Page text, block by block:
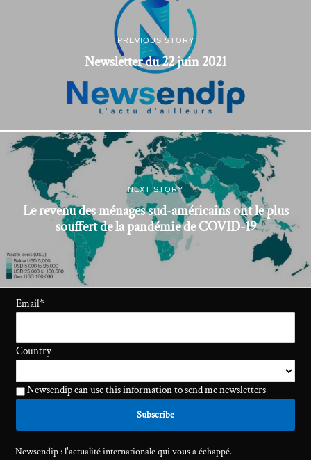
PREVIOUS STORY
Newsletter du 22 juin 2021
NEXT STORY
Le revenu des ménages sud-américains ont le plus
souffert de la pandémie de COVID-19
Email*
Country
Newsendip can use this information to send me newsletters
Newsendip : l'actualité internationale qui vous a échappé.